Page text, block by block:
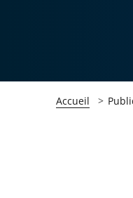
Accueil